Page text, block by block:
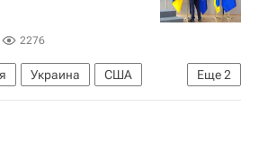
2276
Еще2
Украина
США
Роберт Фицо